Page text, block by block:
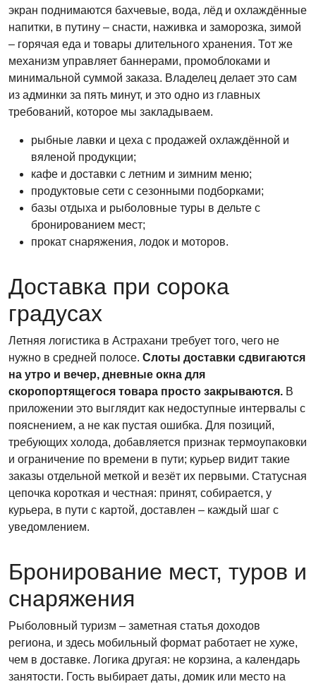
экран поднимаются бахчевые, вода, лёд и охлаждённые
напитки, в путину – снасти, наживка и заморозка, зимой
– горячая еда и товары длительного хранения. Тот же
механизм управляет баннерами, промоблоками и
минимальной суммой заказа. Владелец делает это сам
из админки за пять минут, и это одно из главных
требований, которое мы закладываем.
рыбные лавки и цеха с продажей охлаждённой и
вяленой продукции;
кафе и доставки с летним и зимним меню;
продуктовые сети с сезонными подборками;
базы отдыха и рыболовные туры в дельте с
бронированием мест;
прокат снаряжения, лодок и моторов.
Доставка при сорока
градусах
Летняя логистика в Астрахани требует того, чего не
нужно в средней полосе. Слоты доставки сдвигаются
на утро и вечер, дневные окна для
скоропортящегося товара просто закрываются. В
приложении это выглядит как недоступные интервалы с
пояснением, а не как пустая ошибка. Для позиций,
требующих холода, добавляется признак термоупаковки
и ограничение по времени в пути; курьер видит такие
заказы отдельной меткой и везёт их первыми. Статусная
цепочка короткая и честная: принят, собирается, у
курьера, в пути с картой, доставлен – каждый шаг с
уведомлением.
Бронирование мест, туров и
снаряжения
Рыболовный туризм – заметная статья доходов
региона, и здесь мобильный формат работает не хуже,
чем в доставке. Логика другая: не корзина, а календарь
занятости. Гость выбирает даты, домик или место на